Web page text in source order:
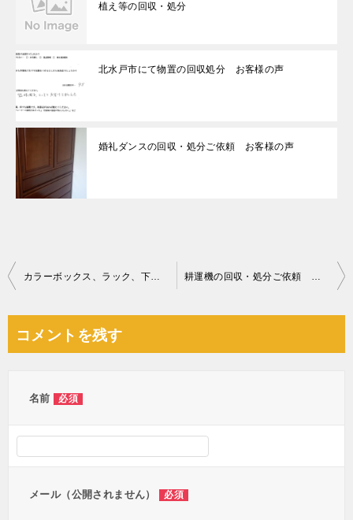
植え等の回収・処分
北水戸市にて物置の回収処分 お客様の声
婚礼ダンスの回収・処分ご依頼 お客様の声
投
ビ
カラーボックス、ラック、下駄箱、折り畳みテーブル等の回収・処分 耕運機の回収・処分ご依頼 お客様の声
コメントを残す
名前 必須
メール（公開されません） 必須